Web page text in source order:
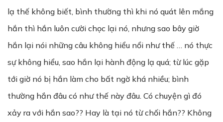
lạ thế không biết, bình thường thì khi nó quát lên mắng
hắn thì hắn luôn cười chọc lại nó, nhưng sao bây giờ
hắn lại nói những câu không hiểu nổi như thế … nó thực
sự không hiểu, sao hắn lại hành động lạ quá; từ lúc gặp
tới giờ nó bị hắn làm cho bất ngờ khá nhiều; bình
thường hắn đâu có như thế này đâu. Có chuyện gì đó
xảy ra với hắn sao?? Hay là tại nó từ chối hắn?? Không